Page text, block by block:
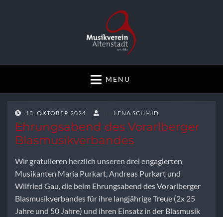
Musikverein
Altenstadt
Gemeinsam musizieren
MENU
POSTED
ON
13. OKTOBER 2024 LENA SCHMID
Ehrungsabend des Vorarlberger
Blasmusikverbandes
Wir gratulieren herzlich unseren drei engagierten
Musikanten Maria Purkart, Andreas Purkart und
Wilfried Gau, die beim Ehrungsabend des Vorarlberger
Blasmusikverbandes für ihre langjährige Treue (2x 25
Jahre und 50 Jahre) und ihren Einsatz in der Blasmusik